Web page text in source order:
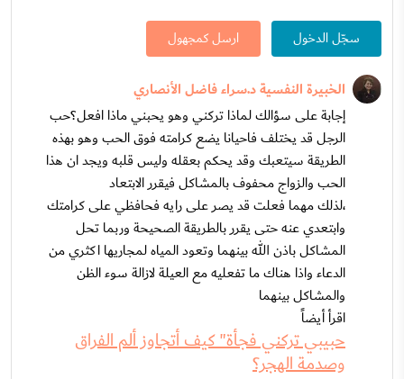
سجّل الدخول ارسل كمجهول
الخبيرة النفسية د.سراء فاضل الأنصاري
إجابة على سؤالك لماذا تركني وهو يحبني ماذا افعل؟حب
الرجل قد يختلف فاحيانا يضع كرامته فوق الحب وهو بهذه
الطريقة سيتعبك وقد يحكم بعقله وليس قلبه ويجد ان هذا
الحب والزواج محفوف بالمشاكل فيقرر الابتعاد
،لذلك مهما فعلت قد يصر على رايه فحافظي على كرامتك
وابتعدي عنه حتى يقرر بالطريقة الصحيحة وربما تحل
المشاكل باذن الله بينهما وتعود المياه لمجاريها اكثري من
الدعاء واذا هناك ما تفعليه مع العيلة لازالة سوء الظن
والمشاكل بينهما
اقرأ أيضاً
حبيبي تركني فجأة" كيف أتجاوز ألم الفراق
وصدمة الهجر؟